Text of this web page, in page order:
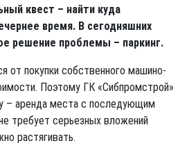
квест – найти куда
время. В сегодняшних
решение проблемы – паркинг.
от покупки собственного машино-
Поэтому ГК «Сибпромстрой»
– аренда места с последующим
требует серьезных вложений
растягивать.